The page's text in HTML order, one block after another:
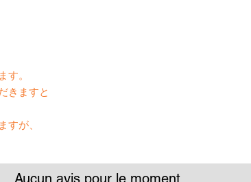
す。
きますと
すが、